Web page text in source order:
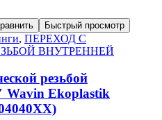
Быстрый просмотр
, ПЕРЕХОД С
ВНУТРЕННЕЙ
резьбой
Wavin Ekoplastik